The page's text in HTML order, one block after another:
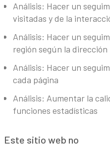
Análisis: Hacer un
visitadas y de la
Análisis: Hacer un
región según la dirección
Análisis: Hacer un
cada página
Análisis: Aumentar la
funciones estadísticas
Este sitio web no